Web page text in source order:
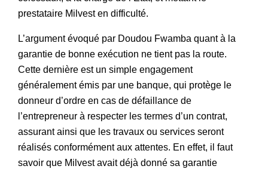
prestataire Milvest en difficulté.
L’argument évoqué par Doudou Fwamba quant à la
garantie de bonne exécution ne tient pas la route.
Cette dernière est un simple engagement
généralement émis par une banque, qui protège le
donneur d’ordre en cas de défaillance de
l’entrepreneur à respecter les termes d’un contrat,
assurant ainsi que les travaux ou services seront
réalisés conformément aux attentes. En effet, il faut
savoir que Milvest avait déjà donné sa garantie